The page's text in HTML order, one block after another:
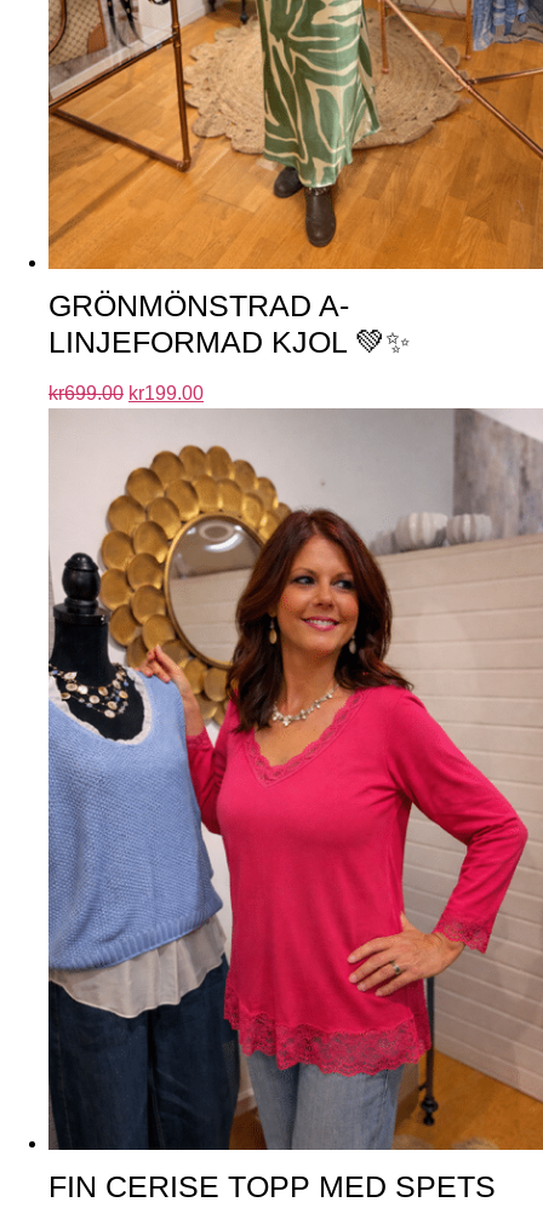
GRÖNMÖNSTRAD A-
LINJEFORMAD KJOL 💚✨
kr699.00 kr199.00
FIN CERISE TOPP MED SPETS